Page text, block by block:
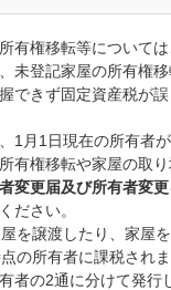
有権移転等について
未登記家屋の所有権
できず固定資産税が
1月1日現在の所有者
有権移転や家屋の取
変更届及び所有者変
ださい。
を譲渡したり、家屋
の所有者に課税され
者の2通に分けて発行